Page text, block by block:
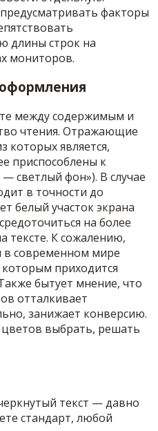
факторы
длины строк на
мониторов.
между содержимым и
чтения. Отражающие
которых является,
приспособлены к
светлый фон»). В случае
в точности до
белый участок экрана
на более
тексте. К сожалению,
в современном мире
приходится
бытует мнение, что
отталкивает
занижает конверсию.
выбрать, решать
текст — давно
стандарт, любой